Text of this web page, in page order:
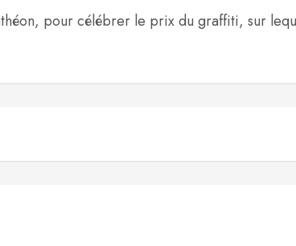
pour célébrer le prix du graffiti, sur